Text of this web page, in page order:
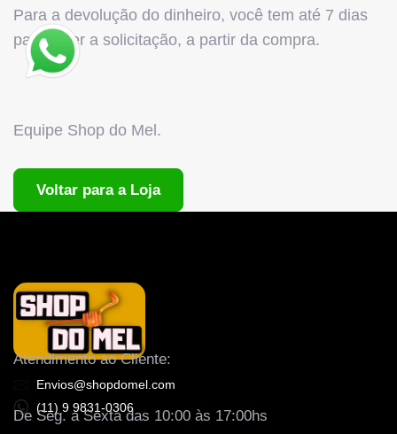
Para a devolução do dinheiro, você tem até 7 dias
para fazer a solicitação, a partir da compra.
Equipe Shop do Mel.
Voltar para a Loja
Atendimento ao Cliente:
Envios@shopdomel.com
(11) 9 9831-0306
De Seg. a Sexta das 10:00 às 17:00hs